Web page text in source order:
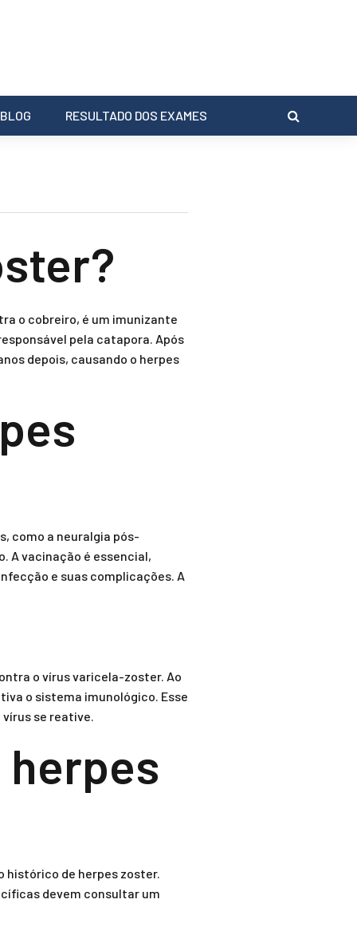
BLOG RESULTADO DOS EXAMES
o cobreiro, é um imunizante
pela catapora. Após
depois, causando o herpes
como a neuralgia pós-
A vacinação é essencial,
e suas complicações. A
o vírus varicela-zoster. Ao
o sistema imunológico. Esse
se reative.
herpes
histórico de herpes zoster.
devem consultar um